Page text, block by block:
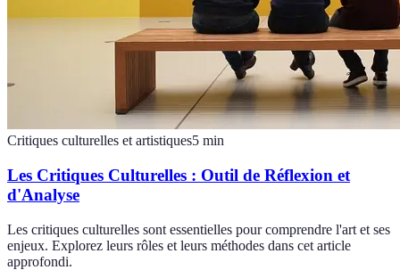
Critiques culturelles et artistiques5 min
Les Critiques Culturelles : Outil de Réflexion et
d'Analyse
Les critiques culturelles sont essentielles pour comprendre l'art et ses
enjeux. Explorez leurs rôles et leurs méthodes dans cet article
approfondi.